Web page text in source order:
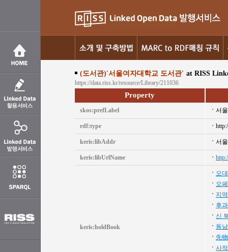
(도서관)'서울여자대학교 도서관' at RISS
https://data.riss.kr/resource/Library/211036
Property
skos:prefLabel 서
rdf:type
keris:libAddr 서
keris:libUrlName
keris:holdBook
오
오
지
후
신
동
先
사